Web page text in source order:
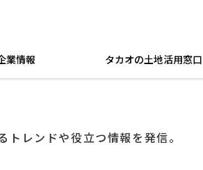
業情報 タカオの土地活用窓口
トレンドや役立つ情報を発信。